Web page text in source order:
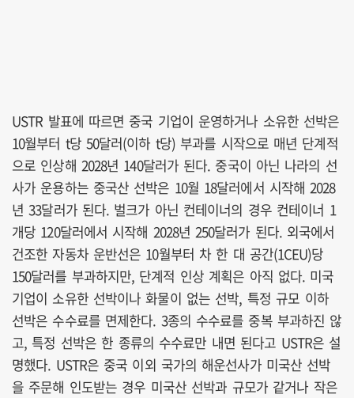
USTR 발표에 따르면 중국 기업이 운영하거나 소유한 선박은
10월부터 t당 50달러(이하 t당) 부과를 시작으로 매년 단계적
으로 인상해 2028년 140달러가 된다. 중국이 아닌 나라의 선
사가 운용하는 중국산 선박은 10월 18달러에서 시작해 2028
년 33달러가 된다. 벌크가 아닌 컨테이너의 경우 컨테이너 1
개당 120달러에서 시작해 2028년 250달러가 된다. 외국에서
건조한 자동차 운반선은 10월부터 차 한 대 공간(1CEU)당
150달러를 부과하지만, 단계적 인상 계획은 아직 없다. 미국
기업이 소유한 선박이나 화물이 없는 선박, 특정 규모 이하
선박은 수수료를 면제한다. 3종의 수수료를 중복 부과하진 않
고, 특정 선박은 한 종류의 수수료만 내면 된다고 USTR은 설
명했다. USTR은 중국 이외 국가의 해운선사가 미국산 선박
을 주문해 인도받는 경우 미국산 선박과 규모가 같거나 작은